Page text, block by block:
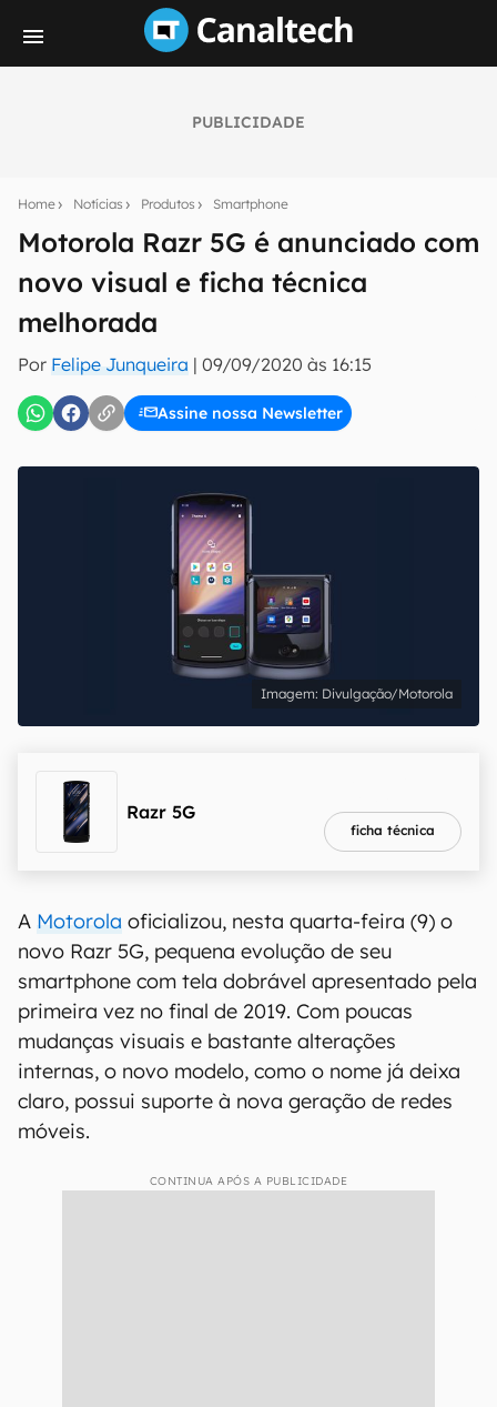
PUBLICIDADE
Home Notícias Produtos Smartphone
Motorola Razr 5G é anunciado com
novo visual e ficha técnica
melhorada
Por Felipe Junqueira | 09/09/2020 às 16:15
Assine nossa Newsletter
notícias e reviews sobre tecnologia em primeira
mão.
E-mail
inscreva-se
Uso e Política de Privacidade do Canaltech.
Divulgação/Motorola
Razr 5G
ficha técnica
A Motorola oficializou, nesta quarta-feira (9) o
novo Razr 5G, pequena evolução de seu
smartphone com tela dobrável apresentado pela
primeira vez no final de 2019. Com poucas
mudanças visuais e bastante alterações
internas, o novo modelo, como o nome já deixa
claro, possui suporte à nova geração de redes
móveis.
CONTINUA APÓS A PUBLICIDADE